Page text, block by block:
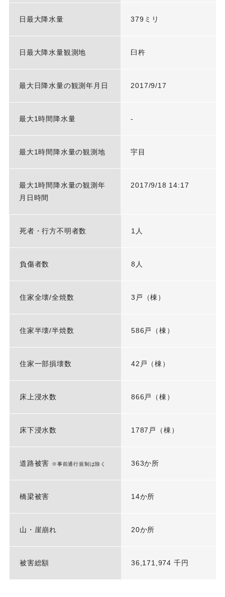
日最大降水量 379ミリ
日最大降水量観測地 臼杵
最大日降水量の観測年月日 2017/9/17
最大1時間降水量 -
最大1時間降水量の観測地 宇目
最大1時間降水量の観測年
月日時間
2017/9/18 14:17
死者・行方不明者数 1人
負傷者数 8人
住家全壊/全焼数 3戸（棟）
住家半壊/半焼数 586戸（棟）
住家一部損壊数 42戸（棟）
床上浸水数 866戸（棟）
床下浸水数 1787戸（棟）
道路被害 ※事前通行規制は除く 363か所
橋梁被害 14か所
山・崖崩れ 20か所
被害総額 36,171,974 千円